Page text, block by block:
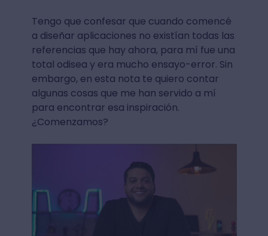
Tengo que confesar que cuando comencé
a diseñar aplicaciones no existían todas las
referencias que hay ahora, para mí fue una
total odisea y era mucho ensayo-error. Sin
embargo, en esta nota te quiero contar
algunas cosas que me han servido a mí
para encontrar esa inspiración.
¿Comenzamos?